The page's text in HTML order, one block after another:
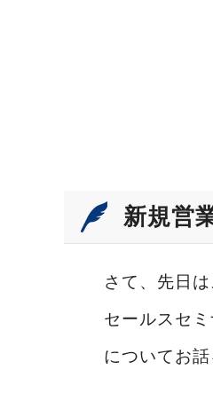
新規営
さて、先日
セールスセミ
についてお話